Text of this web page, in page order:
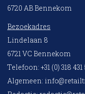
6720 AB Bennekom
Bezoekadres
Lindelaan 8
6721 VC Bennekom
Telefoon: +31 (0) 318 431
Algemeen: